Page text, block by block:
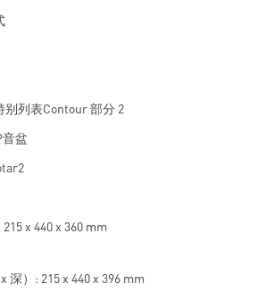
列表Contour 部分 2
音盆
x 440 x 360 mm
深）: 215 x 440 x 396 mm